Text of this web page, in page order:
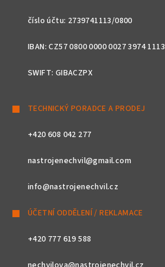
číslo účtu: 2739741113/0800
IBAN: CZ57 0800 0000 0027 3974 1113
SWIFT: GIBACZPX
TECHNICKÝ PORADCE A PRODEJ
+420 608 042 277
nastrojenechvil@gmail.com
info@nastrojenechvil.cz
ÚČETNÍ ODDĚLENÍ / REKLAMACE
+420 777 619 588